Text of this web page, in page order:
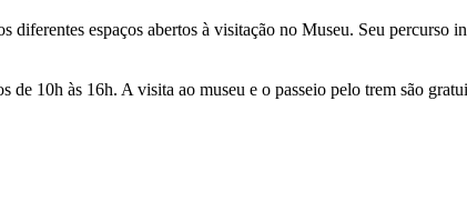
espaços abertos à visitação no Museu. Seu percurso
de 10h às 16h. A visita ao museu e o passeio pelo trem são